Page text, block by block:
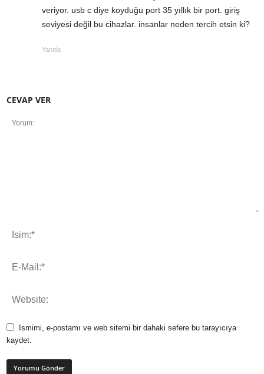
veriyor. usb c diye koyduğu port 35 yıllık bir port. giriş
seviyesi değil bu cihazlar. insanlar neden tercih etsin ki?
Yanıtla
CEVAP VER
Ismimi, e-postamı ve web sitemi bir dahaki sefere bu tarayıcıya
kaydet.